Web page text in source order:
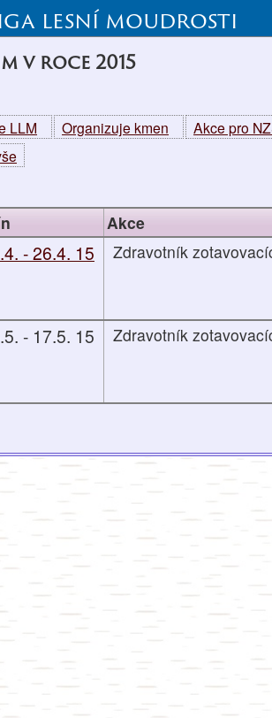
lesní moudrosti
v roce 2015
LLM Organizuje kmen
Akce pro
Akce
- 26.4. 15 Zdravotník
- 17.5. 15 Zdravotník